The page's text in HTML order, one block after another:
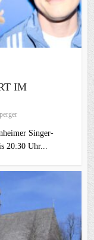
IM
Singer-
20:30 Uhr...